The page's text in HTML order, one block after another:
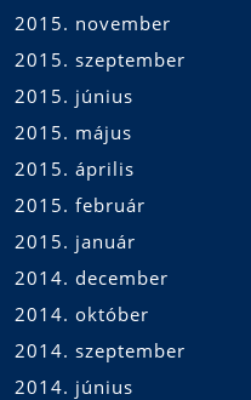
2015. november
2015. szeptember
2015. június
2015. május
2015. április
2015. február
2015. január
2014. december
2014. október
2014. szeptember
2014. június